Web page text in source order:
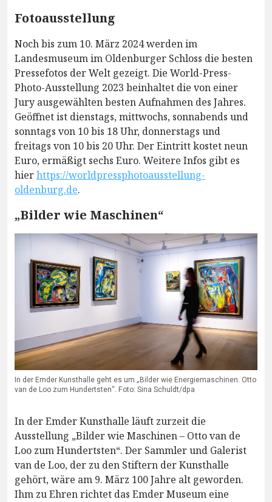
Fotoausstellung
Noch bis zum 10. März 2024 werden im
Landesmuseum im Oldenburger Schloss die besten
Pressefotos der Welt gezeigt. Die World-Press-
Photo-Ausstellung 2023 beinhaltet die von einer
Jury ausgewählten besten Aufnahmen des Jahres.
Geöffnet ist dienstags, mittwochs, sonnabends und
sonntags von 10 bis 18 Uhr, donnerstags und
freitags von 10 bis 20 Uhr. Der Eintritt kostet neun
Euro, ermäßigt sechs Euro. Weitere Infos gibt es
hierhttps://worldpressphotoausstellung-
oldenburg.de.
„Bilder wie Maschinen“
In der Emder Kunsthalle geht es um „Bilder wie Energiemaschinen. Otto
van de Loo zum Hundertsten“. Foto: Sina Schuldt/dpa
In der Emder Kunsthalle läuft zurzeit die
Ausstellung „Bilder wie Maschinen – Otto van de
Loo zum Hundertsten“. Der Sammler und Galerist
van de Loo, der zu den Stiftern der Kunsthalle
gehört, wäre am 9. März 100 Jahre alt geworden.
Ihm zu Ehren richtet das Emder Museum eine